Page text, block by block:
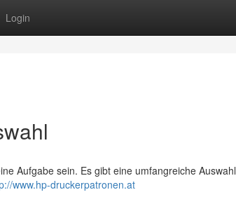
Login
Aufgabe sein. Es gibt eine umfangreiche Auswahl
www.hp-druckerpatronen.at